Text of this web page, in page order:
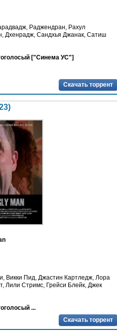
Раджендран, Рахул
Дхенрадж, Сандхья Джанак, Сатиш
["Синема УС"]
Скачать торрент
Викки Пид, Джастин Картледж, Лора
Лили Стримс, Грейси Блейк, Джек
...
Скачать торрент